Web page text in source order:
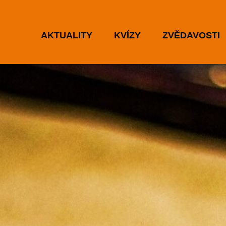
AKTUALITY KVÍZY ZVĚDAVOSTI